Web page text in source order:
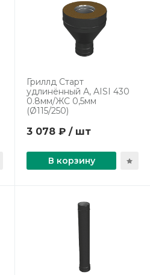
Гриллд Старт
удлинённый А, AISI 430
0.8мм/ЖС 0,5мм
(Ø115/250)
3 078 ₽ / шт
В корзину